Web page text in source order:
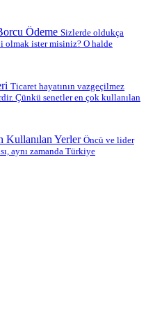
Ödeme Sizlerde oldukça
olmak ister misiniz? O halde
Ticaret hayatının vazgeçilmez
Çünkü senetler en çok kullanılan
Kullanılan Yerler Öncü ve lider
aynı zamanda Türkiye